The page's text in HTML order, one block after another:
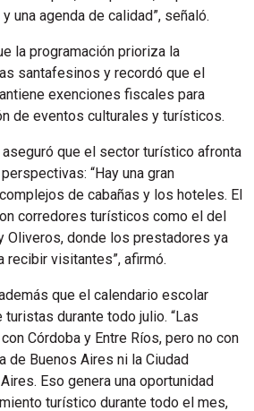
una agenda de calidad”, señaló.
la programación prioriza la
santafesinos y recordó que el
exenciones fiscales para
de eventos culturales y turísticos.
que el sector turístico afronta
“Hay una gran
de cabañas y los hoteles. El
corredores turísticos como el del
Oliveros, donde los prestadores ya
recibir visitantes”, afirmó.
que el calendario escolar
durante todo julio. “Las
Córdoba y Entre Ríos, pero no con
de Buenos Aires ni la Ciudad
Eso genera una oportunidad
turístico durante todo el mes,